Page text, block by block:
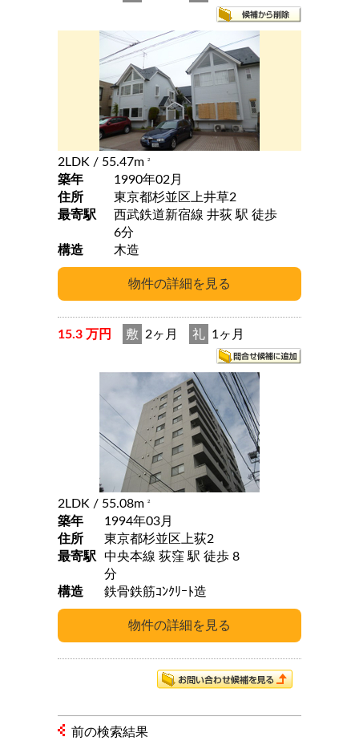
2LDK / 55.47m 2
築年
1990年02月
住所
東京都杉並区上井草2
最寄駅
西武鉄道新宿線 井荻 駅 徒歩
6分
構造
木造
15.3 万円 敷 2ヶ月 礼 1ヶ月
2LDK / 55.08m 2
築年
1994年03月
住所
東京都杉並区上荻2
最寄駅
中央本線 荻窪 駅 徒歩 8
分
構造
鉄骨鉄筋ｺﾝｸﾘｰﾄ造
前の検索結果